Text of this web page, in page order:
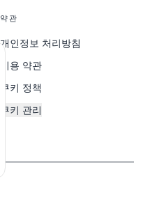
약관
개인정보 처리방침
이용 약관
쿠키 정책
쿠키 관리